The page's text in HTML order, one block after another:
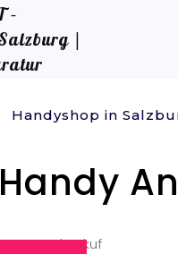
Handyshop in
Handy